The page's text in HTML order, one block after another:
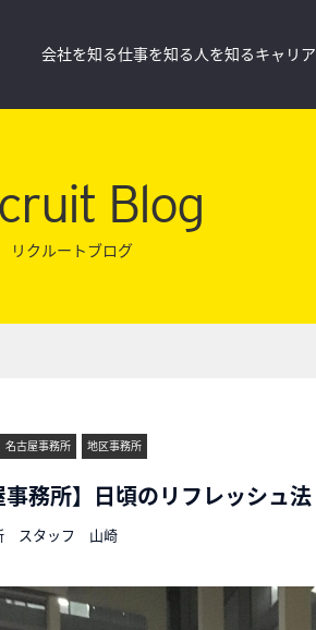
会社を知る仕事を知る 人を知るキャリ
Blog
リクルートブログ
名古屋事務所 地区事務所
事務所】日頃のリフレッシュ法
スタッフ 山崎